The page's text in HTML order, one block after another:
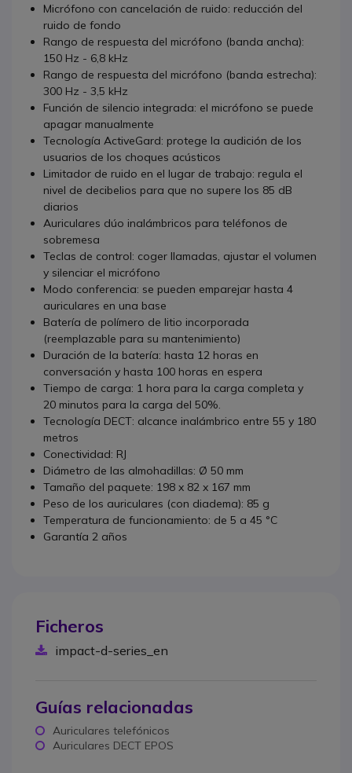
Micrófono con cancelación de ruido: reducción del
ruido de fondo
Rango de respuesta del micrófono (banda ancha):
150 Hz - 6,8 kHz
Rango de respuesta del micrófono (banda estrecha):
300 Hz - 3,5 kHz
Función de silencio integrada: el micrófono se puede
apagar manualmente
Tecnología ActiveGard: protege la audición de los
usuarios de los choques acústicos
Limitador de ruido en el lugar de trabajo: regula el
nivel de decibelios para que no supere los 85 dB
diarios
Auriculares dúo inalámbricos para teléfonos de
sobremesa
Teclas de control: coger llamadas, ajustar el volumen
y silenciar el micrófono
Modo conferencia: se pueden emparejar hasta 4
auriculares en una base
Batería de polímero de litio incorporada
(reemplazable para su mantenimiento)
Duración de la batería: hasta 12 horas en
conversación y hasta 100 horas en espera
Tiempo de carga: 1 hora para la carga completa y
20 minutos para la carga del 50%.
Tecnología DECT: alcance inalámbrico entre 55 y 180
metros
Conectividad: RJ
Diámetro de las almohadillas: Ø 50 mm
Tamaño del paquete: 198 x 82 x 167 mm
Peso de los auriculares (con diadema): 85 g
Temperatura de funcionamiento: de 5 a 45 °C
Garantía 2 años
Ficheros
impact-d-series_en
Guías relacionadas
Auriculares telefónicos
Auriculares DECT EPOS